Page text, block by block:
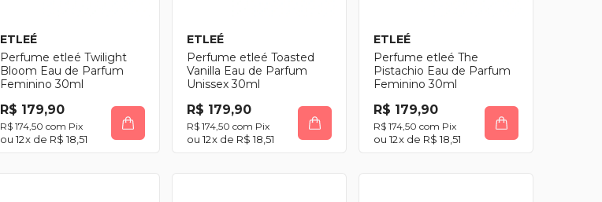
ETLEÉ
Perfume etleé Twilight
Bloom Eau de Parfum
Feminino 30ml
R$ 179,90
R$ 174,50 com Pix
12x de R$ 18,51
ETLEÉ
Perfume etleé Toasted
Vanilla Eau de Parfum
Unissex 30ml
R$ 179,90
R$ 174,50 com Pix
12x de R$ 18,51
ETLEÉ
Perfume etleé The
Pistachio Eau de Parfum
Feminino 30ml
R$ 179,90
R$ 174,50 com Pix
12x de R$ 18,51